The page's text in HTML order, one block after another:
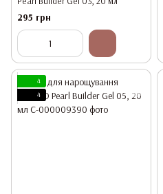
295 грн
4
4